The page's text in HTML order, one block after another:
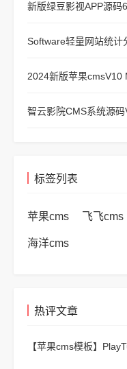
新版绿豆影视APP源码
Software轻量网站统计
2024新版苹果cmsV10
智云影院CMS系统源
标签列表
苹果cms 飞飞cms
海洋cms
热评文章
【苹果cms模板】